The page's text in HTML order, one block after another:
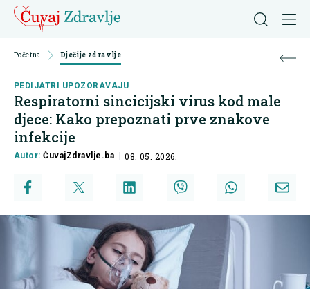
Početna Dječije zdravlje
PEDIJATRI UPOZORAVAJU
Respiratorni sincicijski virus kod male
djece: Kako prepoznati prve znakove
infekcije
Autor:ČuvajZdravlje.ba 08. 05. 2026.